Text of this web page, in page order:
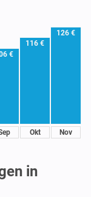
€
116 €
Okt
126 €
Nov
in